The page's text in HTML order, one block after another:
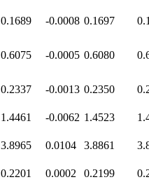
0.1689 -0.0008 0.1697
0.6075 -0.0005 0.6080
0.2337 -0.0013 0.2350
1.4461 -0.0062 1.4523
3.8965 0.0104 3.8861
0.2201 0.0002 0.2199